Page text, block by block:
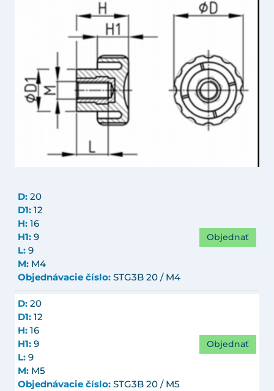
D: 20
D1: 12
H: 16
H1: 9
L: 9
M: M4
Objednávacie číslo: STG3B 20 / M4
Objednať
D: 20
D1: 12
H: 16
H1: 9
L: 9
M: M5
Objednávacie číslo: STG3B 20 / M5
Objednať